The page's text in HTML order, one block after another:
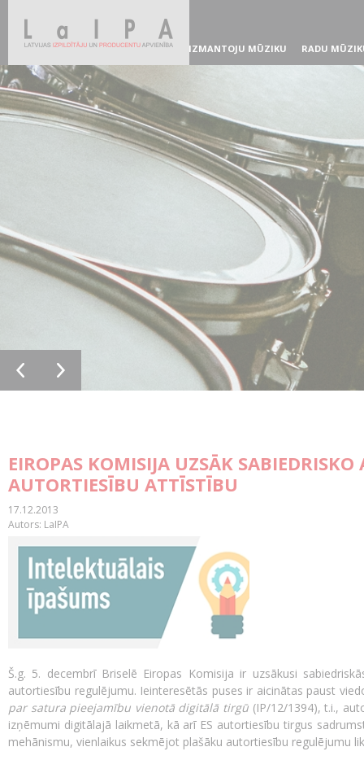
IZMANTOJU MŪZIKU RADU
EIROPAS KOMISIJA UZSĀK SABIEDRISKO
AUTORTIESĪBU ATTĪSTĪBU
17.12.2013
Autors: LaIPA
Š.g. 5. decembrī Briselē Eiropas Komisija ir uzsākusi
autortiesību regulējumu. Ieinteresētās puses ir aicinātas paust
par satura pieejamību vienotā digitālā tirgū(IP/12/1394), t.i.,
izņēmumi digitālajā laikmetā, kā arī ES autortiesību tirgus
mehānismu, vienlaikus sekmējot plašāku autortiesību regulējumu